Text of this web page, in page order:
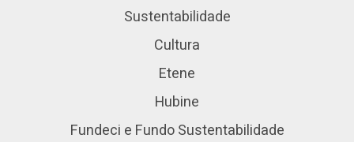
Sustentabilidade
Cultura
Etene
Hubine
Fundeci e Fundo Sustentabilidade